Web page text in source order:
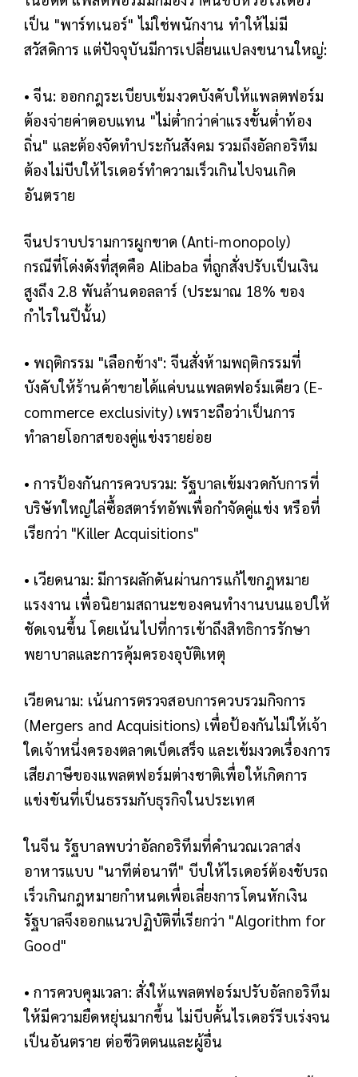
เป็น "พาร์ทเนอร์" ไม่ใช่พนักงาน ทำให้ไม่มี
สวัสดิการ แต่ปัจจุบันมีการเปลี่ยนแปลงขนานใหญ่:
• จีน: ออกกฎระเบียบเข้มงวดบังคับให้แพลตฟอร์ม
ต้องจ่ายค่าตอบแทน "ไม่ต่ำกว่าค่าแรงขั้นต่ำท้อง
ถิ่น" และต้องจัดทำประกันสังคม รวมถึงอัลกอริทึม
ต้องไม่บีบให้ไรเดอร์ทำความเร็วเกินไปจนเกิด
อันตราย
จีนปราบปรามการผูกขาด (Anti-monopoly)
กรณีที่โด่งดังที่สุดคือ Alibaba ที่ถูกสั่งปรับเป็นเงิน
สูงถึง 2.8 พันล้านดอลลาร์ (ประมาณ 18% ของ
กำไรในปีนั้น)
• พฤติกรรม "เลือกข้าง": จีนสั่งห้ามพฤติกรรมที่
บังคับให้ร้านค้าขายได้แค่บนแพลตฟอร์มเดียว (E-
commerce exclusivity) เพราะถือว่าเป็นการ
ทำลายโอกาสของคู่แข่งรายย่อย
• การป้องกันการควบรวม: รัฐบาลเข้มงวดกับการที่
บริษัทใหญ่ไล่ซื้อสตาร์ทอัพเพื่อกำจัดคู่แข่ง หรือที่
เรียกว่า "Killer Acquisitions"
• เวียดนาม: มีการผลักดันผ่านการแก้ไขกฎหมาย
แรงงาน เพื่อนิยามสถานะของคนทำงานบนแอปให้
ชัดเจนขึ้น โดยเน้นไปที่การเข้าถึงสิทธิการรักษา
พยาบาลและการคุ้มครองอุบัติเหตุ
เวียดนาม: เน้นการตรวจสอบการควบรวมกิจการ
(Mergers and Acquisitions) เพื่อป้องกันไม่ให้เจ้า
ใดเจ้าหนึ่งครองตลาดเบ็ดเสร็จ และเข้มงวดเรื่องการ
เสียภาษีของแพลตฟอร์มต่างชาติเพื่อให้เกิดการ
แข่งขันที่เป็นธรรมกับธุรกิจในประเทศ
ในจีน รัฐบาลพบว่าอัลกอริทึมที่คำนวณเวลาส่ง
อาหารแบบ "นาทีต่อนาที" บีบให้ไรเดอร์ต้องขับรถ
เร็วเกินกฎหมายกำหนดเพื่อเลี่ยงการโดนหักเงิน
รัฐบาลจึงออกแนวปฏิบัติที่เรียกว่า "Algorithm for
Good"
• การควบคุมเวลา: สั่งให้แพลตฟอร์มปรับอัลกอริทึม
ให้มีความยืดหยุ่นมากขึ้น ไม่บีบคั้นไรเดอร์รีบเร่งจน
เป็นอันตราย ต่อชีวิตตนและผู้อื่น